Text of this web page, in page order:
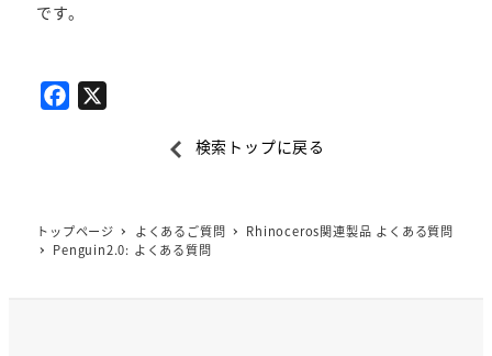
です。
o
o
検索トップに戻る
トップページ よくあるご質問
Rhinoceros関連製品 よくある質問
Penguin2.0: よくある質問